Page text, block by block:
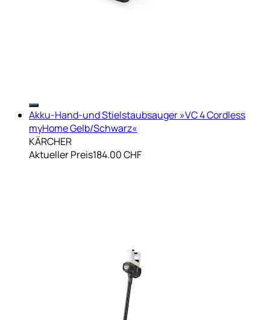
Akku-Hand-und Stielstaubsauger »VC 4 Cordless
myHome Gelb/Schwarz«
KÄRCHER
Aktueller Preis184.00 CHF